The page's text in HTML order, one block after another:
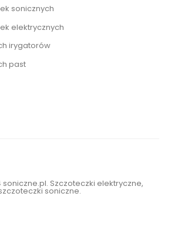
sonicznych
elektrycznych
irygatorów
past
Szczoteczki elektryczne,
soniczne.